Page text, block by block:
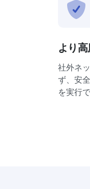
より
社外ネ
ず、安
を実行